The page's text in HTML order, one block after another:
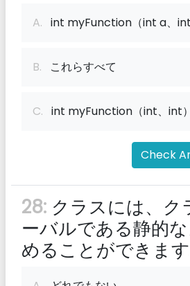
A. int myFunction（int a、
B. これらすべて
C. int myFunction（int、int
Check
28: クラスには、
ーバルである静的
めることができます